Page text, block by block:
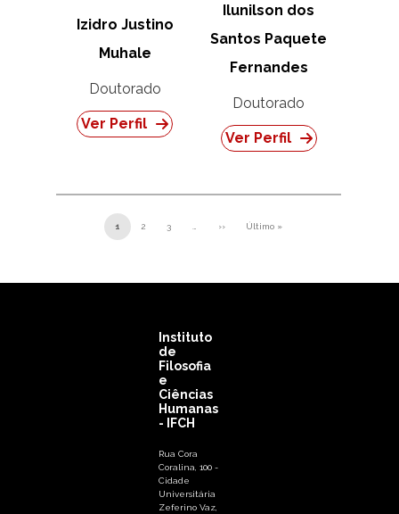
Izidro Justino
Muhale
Doutorado
Ver Perfil
Ilunilson dos
Santos Paquete
Fernandes
Doutorado
Ver Perfil
Pagination
1 2 3 … ››
Next page
Último »
Last page
Instituto
de
Filosofia
e
Ciências
Humanas
- IFCH
Rua Cora
Coralina, 100 -
Cidade
Universitária
Zeferino Vaz,